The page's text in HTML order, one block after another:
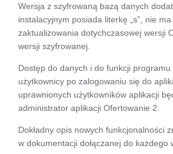
Wersja z szyfrowaną bazą danych
instalacyjnym posiada literkę „s”, nie
zaktualizowania dotychczasowej wersji
wersji szyfrowanej.
Dostęp do danych i do funkcji
użytkownicy po zalogowaniu się do
uprawnionych użytkowników aplikacji
administrator aplikacji Ofertowanie 2.
Dokładny opis nowych funkcjonalności
w dokumentacji dołączanej do każdego